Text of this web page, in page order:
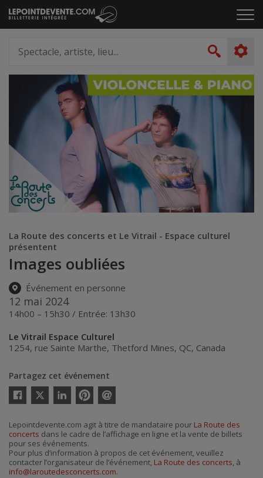
Passer
au
le
artiste,
lieu...
La Route des concerts et Le Vitrail - Espace culturel
présentent
Images oubliées
Événement en personne
12 mai 2024
14h00 – 15h30 / Entrée: 13h30
Le Vitrail Espace Culturel
1254, rue Sainte Marthe, Thetford Mines, QC, Canada
Partagez cet événement
Twitter
courriel
Lepointdevente.com agit à titre de mandataire pour La Route des
concerts dans le cadre de l’affichage en ligne et la vente de billets
pour ses événements.
Pour plus d’information à propos de cet événement, veuillez
contacter l’organisateur de l’événement, La Route des concerts, à
info@laroutedesconcerts.com.